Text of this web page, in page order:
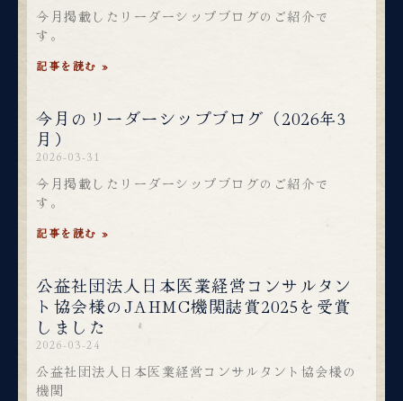
今月掲載したリーダーシップブログのご紹介で
す。
記事を読む »
今月のリーダーシップブログ（2026年3
月）
2026-03-31
今月掲載したリーダーシップブログのご紹介で
す。
記事を読む »
公益社団法人日本医業経営コンサルタン
ト協会様のJAHMC機関誌賞2025を受賞
しました
2026-03-24
公益社団法人日本医業経営コンサルタント協会様の
機関